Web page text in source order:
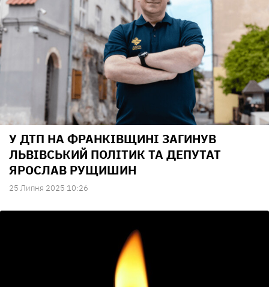
У ДТП НА ФРАНКІВЩИНІ ЗАГИНУВ
ЛЬВІВСЬКИЙ ПОЛІТИК ТА ДЕПУТАТ
ЯРОСЛАВ РУЩИШИН
25 Липня 2025 10:26